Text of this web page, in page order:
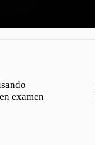
examen